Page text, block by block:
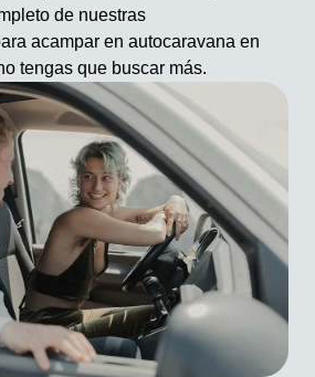
de nuestras
acampar en autocaravana en
tengas que buscar más.